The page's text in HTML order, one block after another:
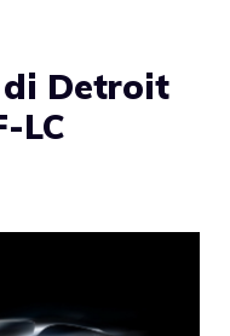
di Detroit
LC